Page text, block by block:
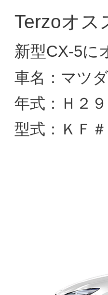
Terzoオス
新型CX-5に
車名：マツ
年式：Ｈ２
型式：ＫＦ＃